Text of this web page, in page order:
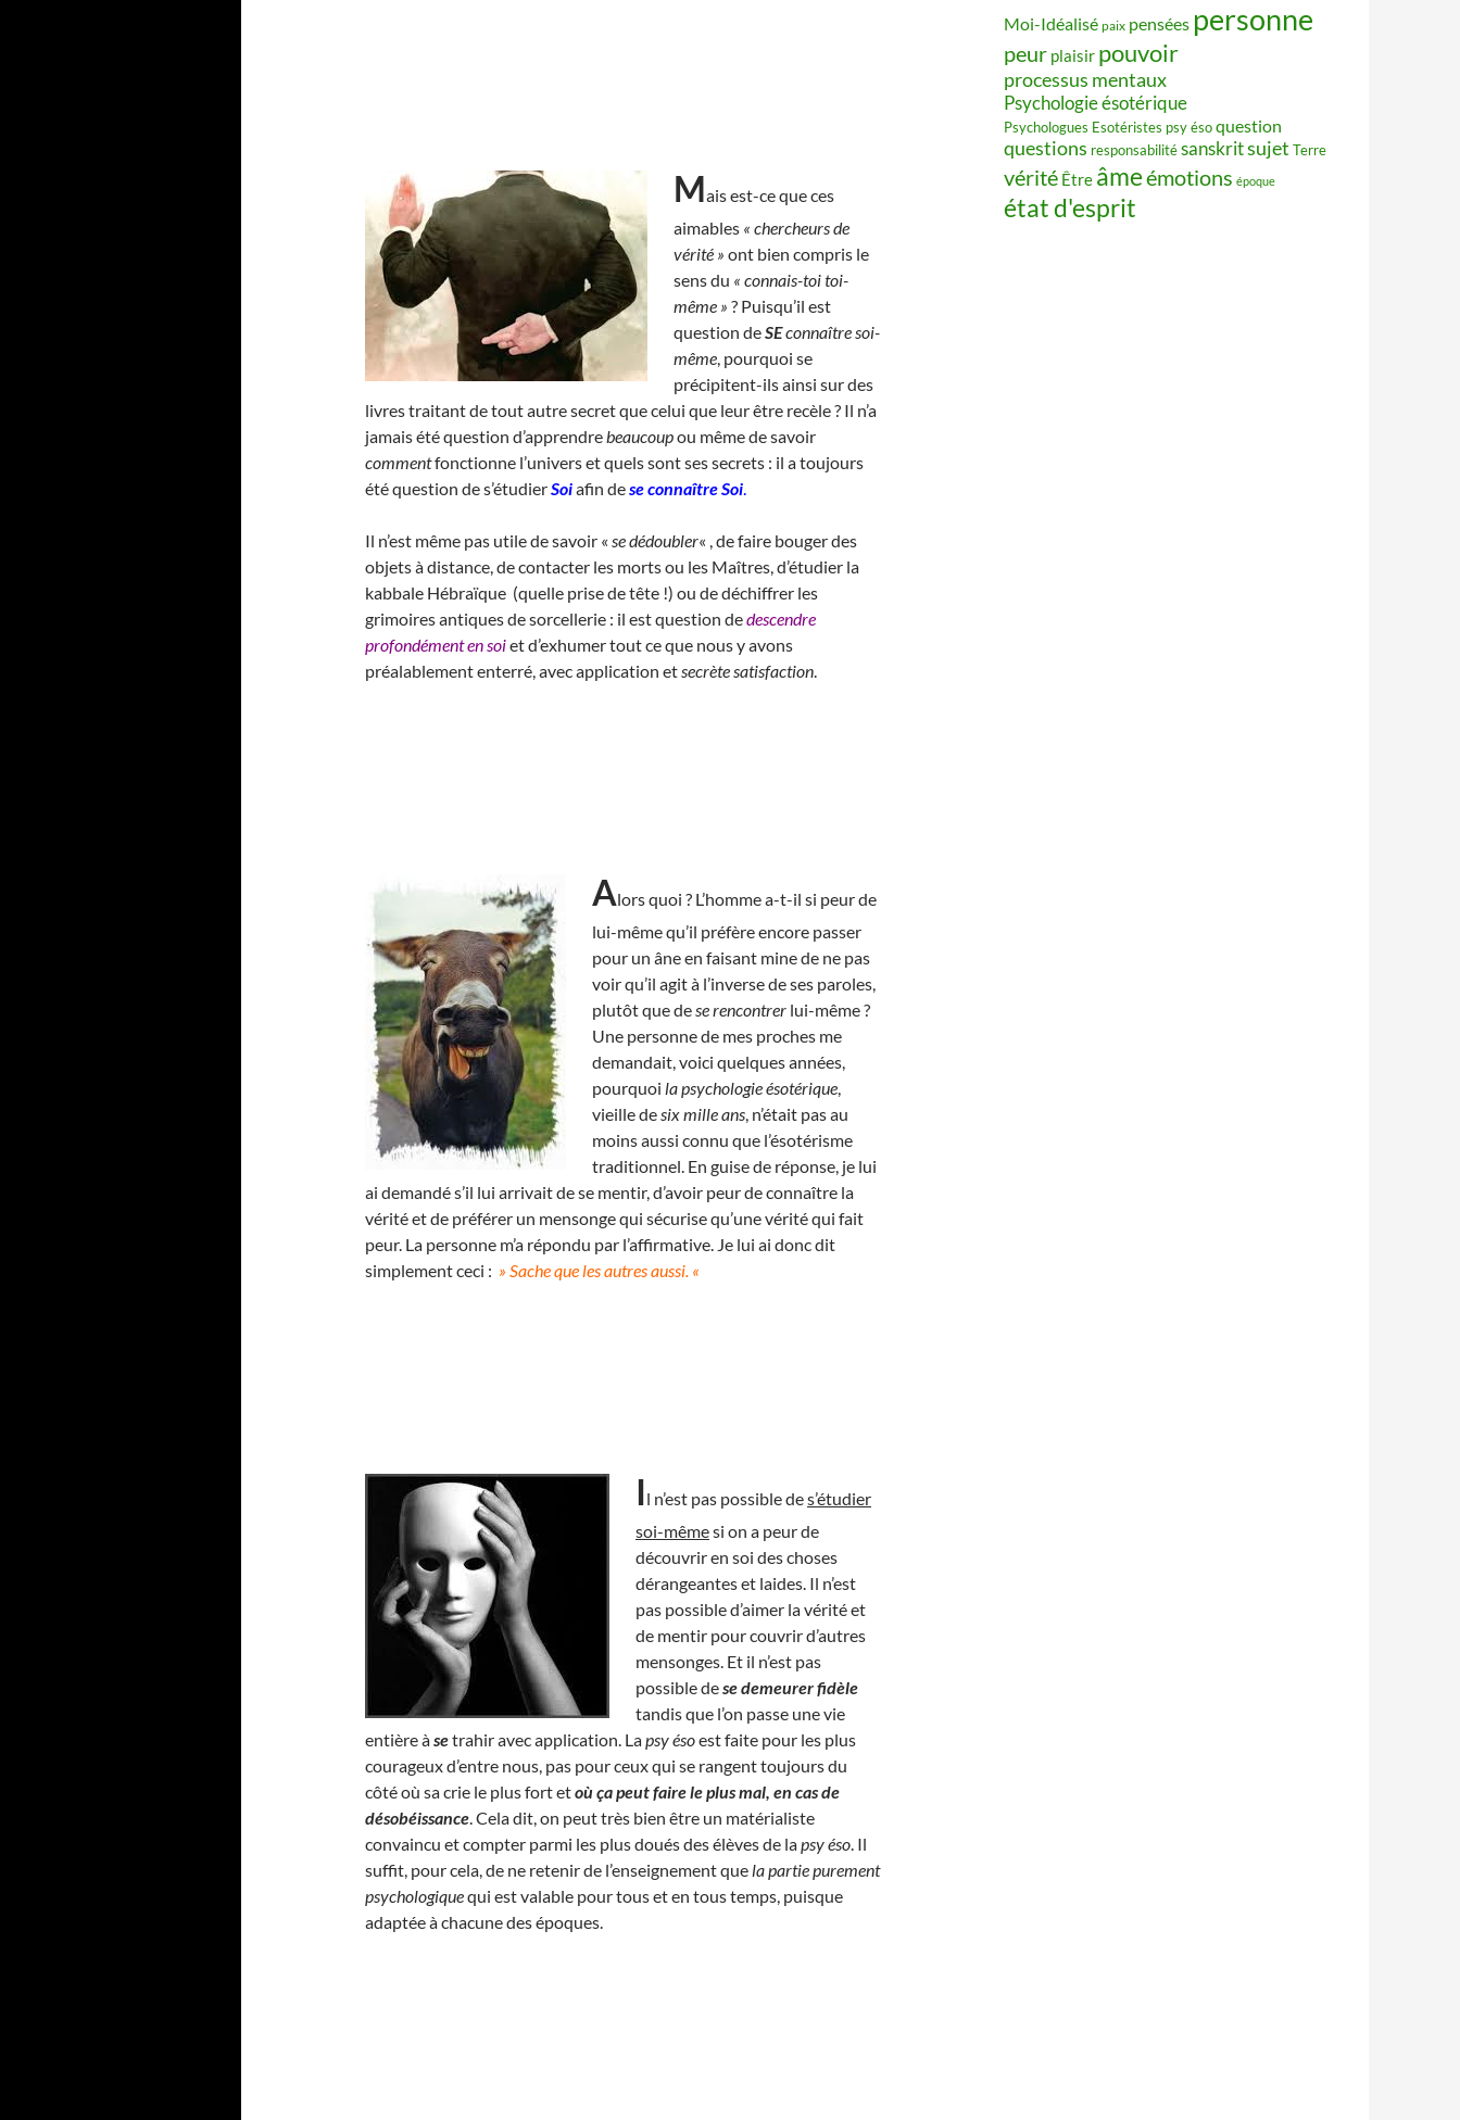
Mais est-ce que ces
aimables « chercheurs de
vérité » ont bien compris le
sens du « connais-toi toi-
même » ? Puisqu’il est
question deSEconnaître soi-
même, pourquoi se
précipitent-ils ainsi sur des
livres traitant de tout autre secret que celui que leur être recèle ? Il n’a
jamais été question d’apprendrebeaucoupou même de savoir
commentfonctionne l’univers et quels sont ses secrets : il a toujours
été question de s’étudierSoiafin dese connaître Soi.
Il n’est même pas utile de savoir « se dédoubler« , de faire bouger des
objets à distance, de contacter les morts ou les Maîtres, d’étudier la
kabbale Hébraïque (quelle prise de tête !) ou de déchiffrer les
grimoires antiques de sorcellerie : il est question dedescendre
profondément en soiet d’exhumer tout ce que nous y avons
préalablement enterré, avec application etsecrète satisfaction.
Alors quoi ? L’homme a-t-il si peur de
lui-même qu’il préfère encore passer
pour un âne en faisant mine de ne pas
voir qu’il agit à l’inverse de ses paroles,
plutôt que dese rencontrer lui-même ?
Une personne de mes proches me
demandait, voici quelques années,
pourquoi la psychologie ésotérique,
vieille desix mille ans, n’était pas au
moins aussi connu que l’ésotérisme
traditionnel. En guise de réponse, je lui
ai demandé s’il lui arrivait de se mentir, d’avoir peur de connaître la
vérité et de préférer un mensonge qui sécurise qu’une vérité qui fait
peur. La personne m’a répondu par l’affirmative. Je lui ai donc dit
simplement ceci : » Sache que les autres aussi. «
Il n’est pas possible des’étudier
soi-mêmesi on a peur de
découvrir en soi des choses
dérangeantes et laides. Il n’est
pas possible d’aimer la vérité et
de mentir pour couvrir d’autres
mensonges. Et il n’est pas
possible dese demeurer fidèle
tandis que l’on passe une vie
entière àsetrahir avec application. Lapsy ésoest faite pour les plus
courageux d’entre nous, pas pour ceux qui se rangent toujours du
côté où sa crie le plus fort etoù ça peut faire le plus mal, en cas de
désobéissance. Cela dit, on peut très bien être un matérialiste
convaincu et compter parmi les plus doués des élèves de lapsy éso. Il
suffit, pour cela, de ne retenir de l’enseignement que la partie purement
psychologiquequi est valable pour tous et en tous temps, puisque
adaptée à chacune des époques.
Moi-Idéalisé paix pensées personne
peur plaisir pouvoir
processus mentaux
Psychologie ésotérique
Psychologues Esotéristes psy ésoquestion
questions responsabilitésanskritsujet Terre
vérité Être âmeémotions époque
état d'esprit